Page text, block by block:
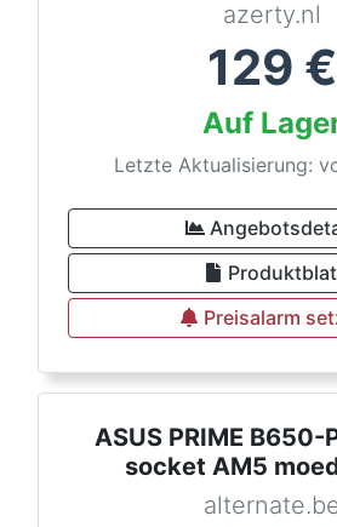
azerty.nl
129 €
Auf
Letzte Aktualisierung:
Preisalarm
ASUS PRIME B650-
socket AM5